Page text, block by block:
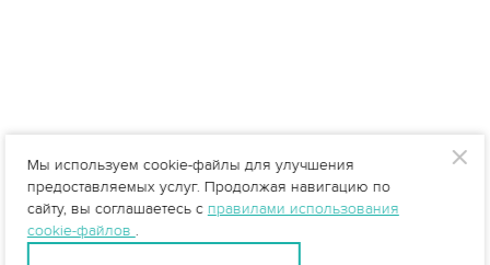
Мы используем cookie-файлы для улучшения
предоставляемых услуг. Продолжая навигацию по
сайту, вы соглашаетесь с правилами использования
cookie-файлов .